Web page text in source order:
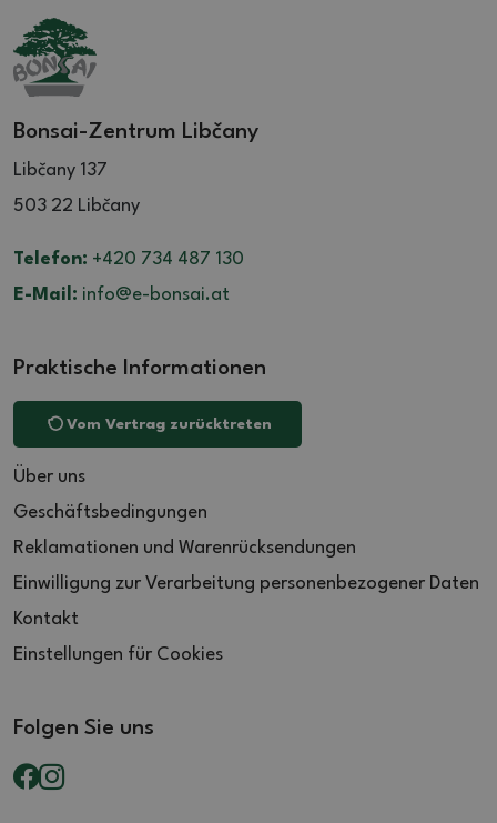
Bonsai-Zentrum Libčany
Libčany 137
503 22 Libčany
Telefon: +420 734 487 130
E-Mail: info@e-bonsai.at
Praktische Informationen
Vom Vertrag zurücktreten
Über uns
Geschäftsbedingungen
Reklamationen und Warenrücksendungen
Einwilligung zur Verarbeitung personenbezogener Daten
Kontakt
Einstellungen für Cookies
Folgen Sie uns